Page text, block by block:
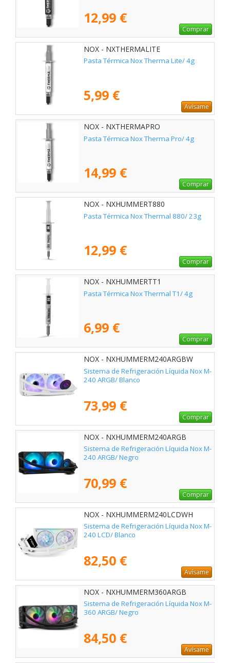
12,99 €
Comprar
NOX - NXTHERMALITE
Pasta Térmica Nox Therma Lite/ 4g
5,99 €
Avísame
NOX - NXTHERMAPRO
Pasta Térmica Nox Therma Pro/ 4g
14,99 €
Comprar
NOX - NXHUMMERT880
Pasta Térmica Nox Thermal 880/ 23g
12,99 €
Comprar
NOX - NXHUMMERTT1
Pasta Térmica Nox Thermal T1/ 4g
6,99 €
Comprar
NOX - NXHUMMERM240ARGBW
Sistema de Refrigeración Líquida Nox M-
240 ARGB/ Blanco
73,99 €
Comprar
NOX - NXHUMMERM240ARGB
Sistema de Refrigeración Líquida Nox M-
240 ARGB/ Negro
70,99 €
Comprar
NOX - NXHUMMERM240LCDWH
Sistema de Refrigeración Líquida Nox M-
240 LCD/ Blanco
82,50 €
Avísame
NOX - NXHUMMERM360ARGB
Sistema de Refrigeración Líquida Nox M-
360 ARGB/ Negro
84,50 €
Avísame